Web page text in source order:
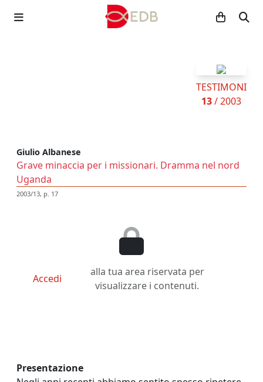
TESTIMONI
13/ 2003
Giulio Albanese
Grave minaccia per i missionari. Dramma nel nord
Uganda
2003/13, p. 17
Accedi
alla tua area riservata per
visualizzare i contenuti.
Presentazione